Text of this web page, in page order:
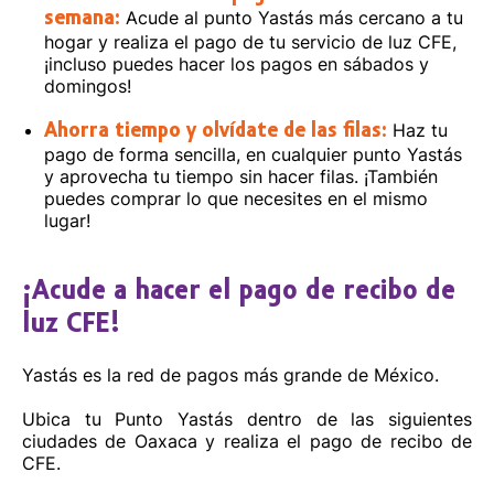
semana: Acude al punto Yastás más cercano a tu
hogar y realiza el pago de tu servicio de luz CFE,
¡incluso puedes hacer los pagos en sábados y
domingos!
Ahorra tiempo y olvídate de las filas: Haz tu
pago de forma sencilla, en cualquier punto Yastás
y aprovecha tu tiempo sin hacer filas. ¡También
puedes comprar lo que necesites en el mismo
lugar!
¡Acude a hacer el pago de recibo de
luz CFE!
Yastás es la red de pagos más grande de México.
Ubica tu Punto Yastás dentro de las siguientes
ciudades de Oaxaca y realiza el pago de recibo de
CFE.